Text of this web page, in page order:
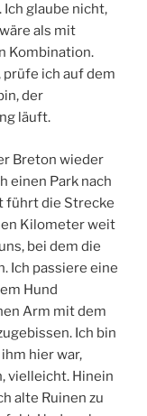
Ich glaube nicht,
als mit
Kombination.
prüfe ich auf dem
der
läuft.
Breton wieder
einen Park nach
führt die Strecke
Kilometer weit
bei dem die
Ich passiere eine
Hund
Arm mit dem
Ich bin
hier war,
vielleicht. Hinein
alte Ruinen zu